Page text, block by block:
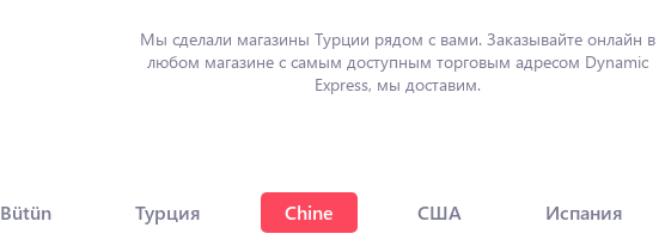
Мы сделали магазины Турции рядом с вами. Заказывайте онлайн в
любом магазине с самым доступным торговым адресом Dynamic
Express, мы доставим.
Bütün Турция Chine США Испания